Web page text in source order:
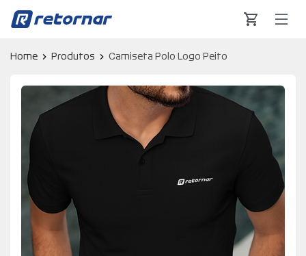
Home Produtos Camiseta Polo Logo Peito